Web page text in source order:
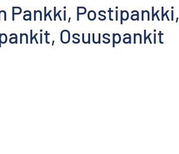
Pankki, Postipankki,
Osuuspankit